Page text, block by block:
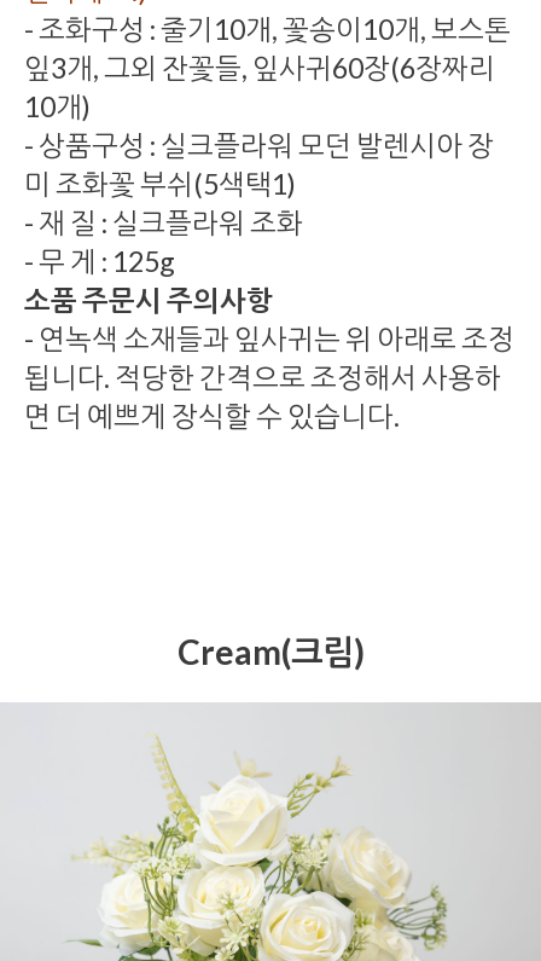
- 조화구성 : 줄기10개, 꽃송이10개, 보스톤
잎3개, 그외 잔꽃들, 잎사귀60장(6장짜리
10개)
- 상품구성 : 실크플라워 모던 발렌시아 장
미 조화꽃 부쉬(5색택1)
- 재 질 : 실크플라워 조화
- 무 게 : 125g
소품 주문시 주의사항
- 연녹색 소재들과 잎사귀는 위 아래로 조정
됩니다. 적당한 간격으로 조정해서 사용하
면 더 예쁘게 장식할 수 있습니다.
Cream(크림)